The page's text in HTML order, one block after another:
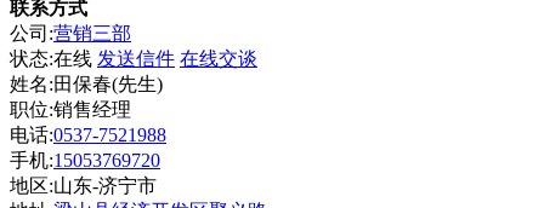
联系方式
公司:营销三部
状态:在线 发送信件 在线交谈
姓名:田保春(先生)
职位:销售经理
电话:0537-7521988
手机:15053769720
地区:山东-济宁市